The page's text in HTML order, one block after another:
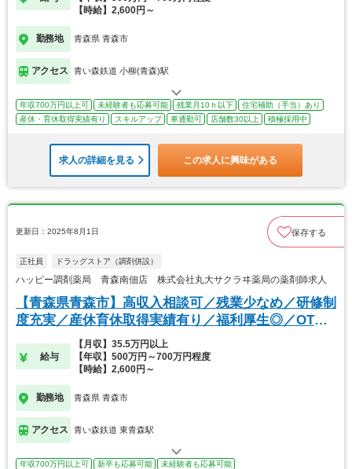
【時給】2,600円～
勤務地 青森県 青森市
アクセス 青い森鉄道 小柳(青森)駅
年収700万円以上可 未経験者も応募可能 残業月10ｈ以下
住宅補助（手当）あり
産休・育休取得実績有り
スキルアップ 車通勤可 店舗数30以上 積極採用中
求人の詳細を見る この求人に興味がある
更新日：2025年8月1日 保存する
正社員 ドラッグストア（調剤併設）
ハッピー調剤薬局 青森南佃店 株式会社丸大サクラヰ薬局の薬剤師求人
【青森県青森市】高収入相談可／残業少なめ／研修制
度充実／産休育休取得実績有り／福利厚生◎／OTC
給与
【月収】35.5万円以上
【年収】500万円～700万円程度
【時給】2,600円～
勤務地 青森県 青森市
アクセス 青い森鉄道 東青森駅
年収700万円以上可 新卒も応募可能
未経験者も応募可能